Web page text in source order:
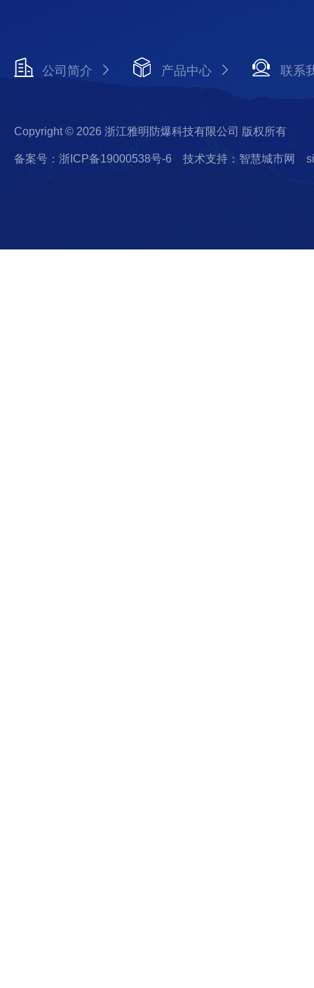
公司简介 产品中心 联系
Copyright © 2026 浙江雅明防爆科技有限公司 版权所有
备案号：浙ICP备19000538号-6 技术支持：智慧城市网